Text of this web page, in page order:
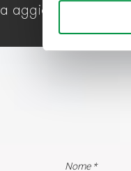
nostro
che hanno
aggiornato su tutte